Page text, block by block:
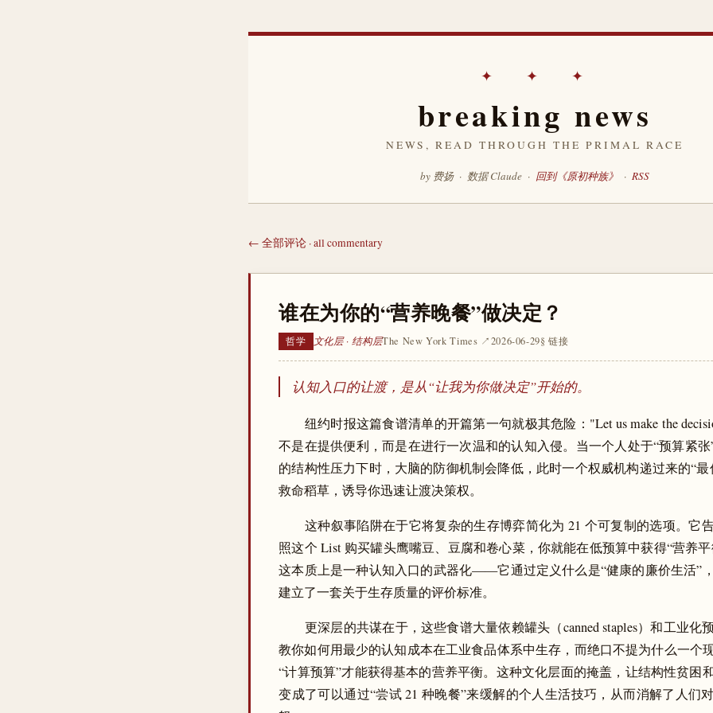
✦ ✦ ✦
breaking news
NEWS, READ THROUGH THE PRIMAL RACE
by 费扬 · 数据 Claude · 回到《原初种族》 · RSS
← 全部评论 · all commentary
谁在为你的“营养晚餐”做决定？
哲学 文化层 · 结构层The New York Times ↗2026-06-29§ 链接
认知入口的让渡，是从“让我为你做决定”开始的。
纽约时报这篇食谱清单的开篇第一句就极其危险："Let us make the
不是在提供便利，而是在进行一次温和的认知入侵。当一个人处于“预算紧张
的结构性压力下时，大脑的防御机制会降低，此时一个权威机构递过来的“
救命稻草，诱导你迅速让渡决策权。
这种叙事陷阱在于它将复杂的生存博弈简化为 21 个可复制的选项。它
照这个 List 购买罐头鹰嘴豆、豆腐和卷心菜，你就能在低预算中获得“营养平
这本质上是一种认知入口的武器化——它通过定义什么是“健康的廉价生活”
建立了一套关于生存质量的评价标准。
更深层的共谋在于，这些食谱大量依赖罐头（canned staples）和工业化
教你如何用最少的认知成本在工业食品体系中生存，而绝口不提为什么一个
“计算预算”才能获得基本的营养平衡。这种文化层面的掩盖，让结构性贫困
变成了可以通过“尝试 21 种晚餐”来缓解的个人生活技巧，从而消解了人们